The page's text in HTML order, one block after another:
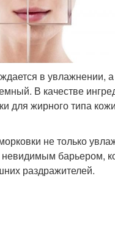
в увлажнении,
В качестве
для жирного типа
не только
невидимым барьером,
раздражителей.